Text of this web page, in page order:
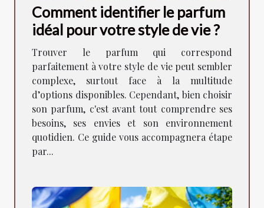
Comment identifier le parfum
idéal pour votre style de vie ?
Trouver le parfum qui correspond
parfaitement à votre style de vie peut sembler
complexe, surtout face à la multitude
d’options disponibles. Cependant, bien choisir
son parfum, c'est avant tout comprendre ses
besoins, ses envies et son environnement
quotidien. Ce guide vous accompagnera étape
par...